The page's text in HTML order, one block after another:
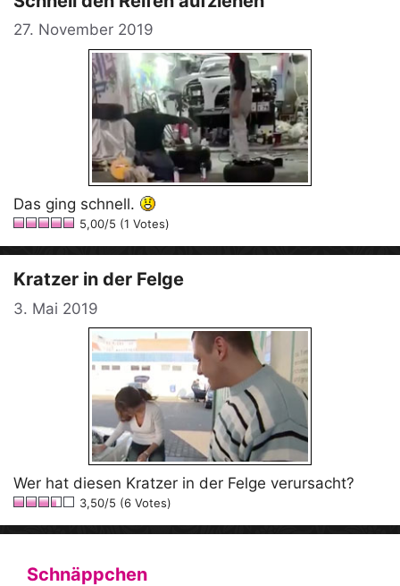
27. November 2019
Das ging schnell.
5,00/5 (1 Votes)
Kratzer in der Felge
3. Mai 2019
Wer hat diesen Kratzer in der Felge verursacht?
3,50/5 (6 Votes)
Schnäppchen